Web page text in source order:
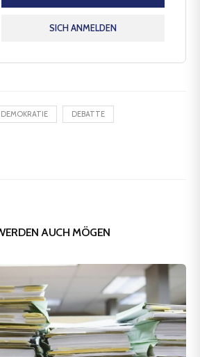
SICH ANMELDEN
DEBATTE
AUCH MÖGEN